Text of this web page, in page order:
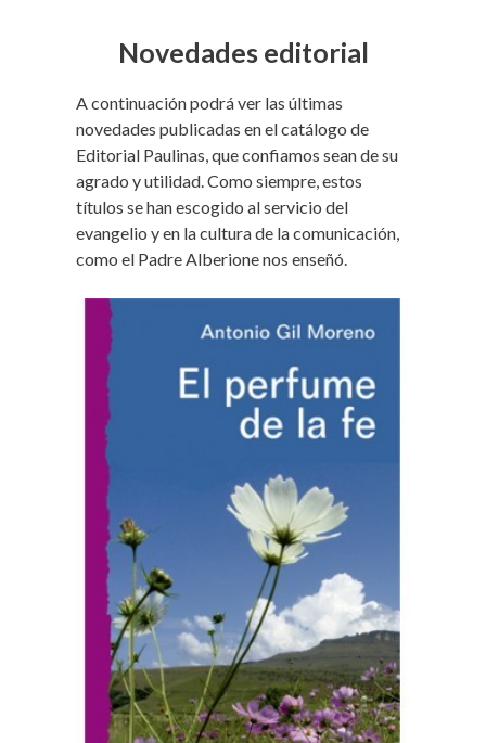
Novedades editorial
A continuación podrá ver las últimas
novedades publicadas en el catálogo de
Editorial Paulinas, que confiamos sean de su
agrado y utilidad. Como siempre, estos
títulos se han escogido al servicio del
evangelio y en la cultura de la comunicación,
como el Padre Alberione nos enseñó.